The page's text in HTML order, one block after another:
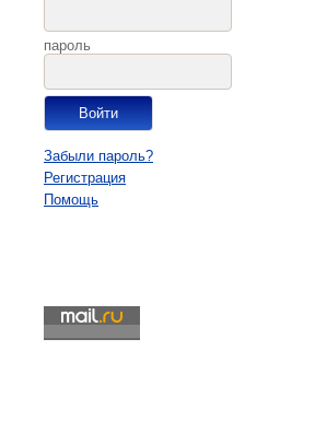
пароль
Забыли пароль?
Регистрация
Помощь